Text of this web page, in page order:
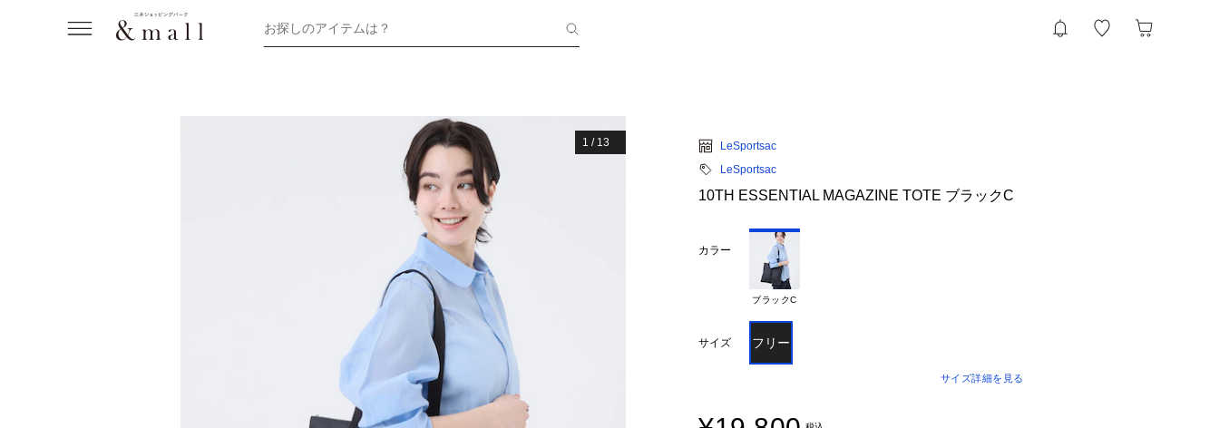
お探しのアイテムは？
1 / 13
LeSportsac
LeSportsac
10TH ESSENTIAL MAGAZINE TOTE ブラックC
カラー
ブラックC
サイズ フリー
サイズ詳細を見る